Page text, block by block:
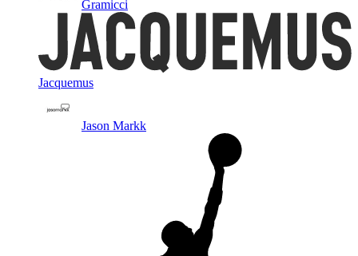
Gramicci
Jacquemus
Jason Markk